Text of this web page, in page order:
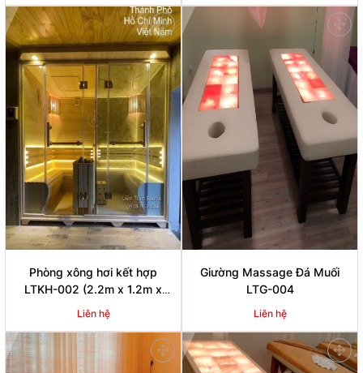
Phòng xông hơi kết hợp
LTKH-002 (2.2m x 1.2m x
2m)
Liên hệ
Giường Massage Đá Muối
LTG-004
Liên hệ